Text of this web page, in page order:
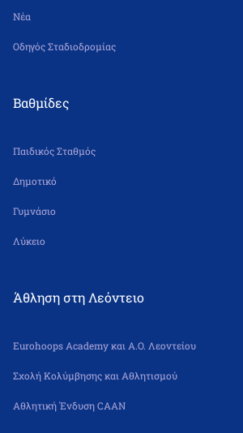
Νέα
Οδηγός Σταδιοδρομίας
Βαθμίδες
Παιδικός Σταθμός
Δημοτικό
Γυμνάσιο
Λύκειο
Άθληση στη Λεόντειο
Eurohoops Academy και Α.Ο. Λεοντείου
Σχολή Κολύμβησης και Αθλητισμού
Αθλητική Ένδυση CAAN